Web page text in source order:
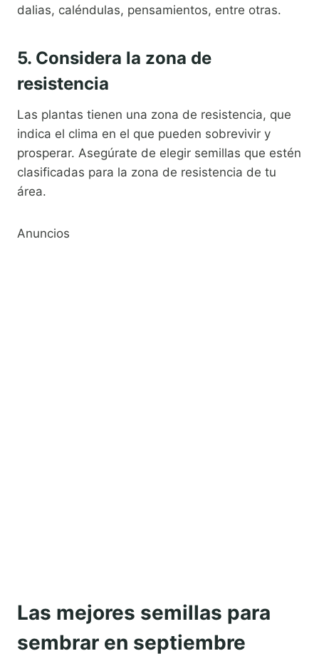
dalias, caléndulas, pensamientos, entre otras.
5. Considera la zona de
resistencia
Las plantas tienen una zona de resistencia, que
indica el clima en el que pueden sobrevivir y
prosperar. Asegúrate de elegir semillas que estén
clasificadas para la zona de resistencia de tu
área.
Anuncios
Las mejores semillas para
sembrar en septiembre